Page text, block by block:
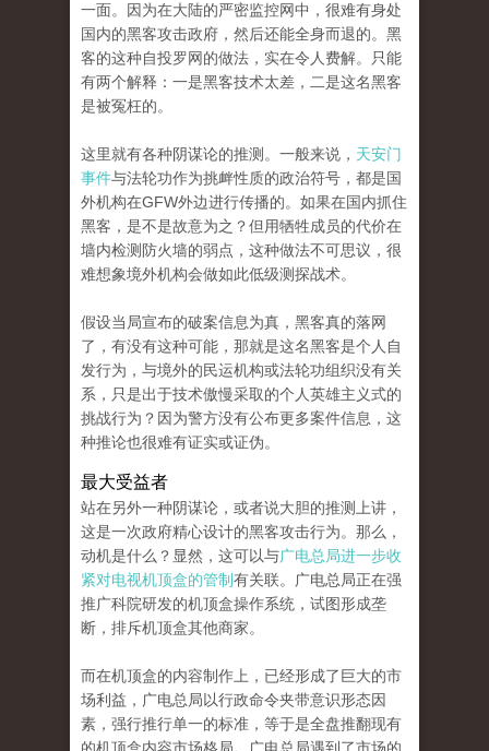
一面。因为在大陆的严密监控网中，很难有身处
国内的黑客攻击政府，然后还能全身而退的。黑
客的这种自投罗网的做法，实在令人费解。只能
有两个解释：一是黑客技术太差，二是这名黑客
是被冤枉的。
这里就有各种阴谋论的推测。一般来说， 天安门
事件与法轮功作为挑衅性质的政治符号，都是国
外机构在GFW外边进行传播的。如果在国内抓住
黑客，是不是故意为之？但用牺牲成员的代价在
墙内检测防火墙的弱点，这种做法不可思议，很
难想象境外机构会做如此低级测探战术。
假设当局宣布的破案信息为真，黑客真的落网
了，有没有这种可能，那就是这名黑客是个人自
发行为，与境外的民运机构或法轮功组织没有关
系，只是出于技术傲慢采取的个人英雄主义式的
挑战行为？因为警方没有公布更多案件信息，这
种推论也很难有证实或证伪。
最大受益者
站在另外一种阴谋论，或者说大胆的推测上讲，
这是一次政府精心设计的黑客攻击行为。那么，
动机是什么？显然，这可以与广电总局进一步收
紧对电视机顶盒的管制有关联。广电总局正在强
推广科院研发的机顶盒操作系统，试图形成垄
断，排斥机顶盒其他商家。
而在机顶盒的内容制作上，已经形成了巨大的市
场利益，广电总局以行政命令夹带意识形态因
素，强行推行单一的标准，等于是全盘推翻现有